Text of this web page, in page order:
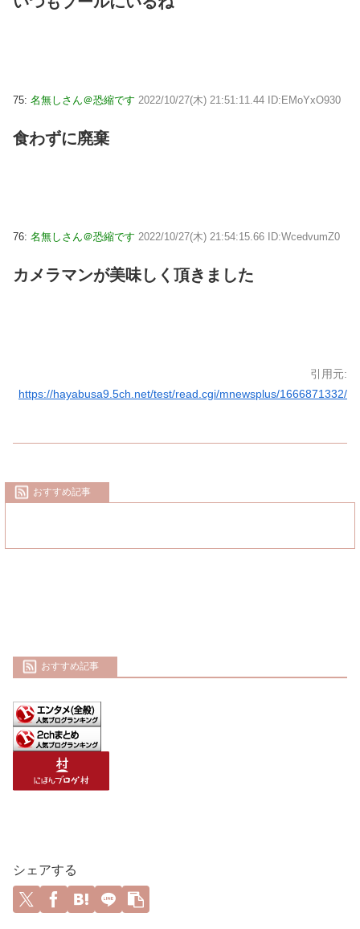
75: 名無しさん＠恐縮です 2022/10/27(木) 21:51:11.44 ID:EMoYxO930
食わずに廃棄
76: 名無しさん＠恐縮です 2022/10/27(木) 21:54:15.66 ID:WcedvumZ0
カメラマンが美味しく頂きました
引用元:
https://hayabusa9.5ch.net/test/read.cgi/mnewsplus/1666871332/
おすすめ記事
おすすめ記事
シェアする